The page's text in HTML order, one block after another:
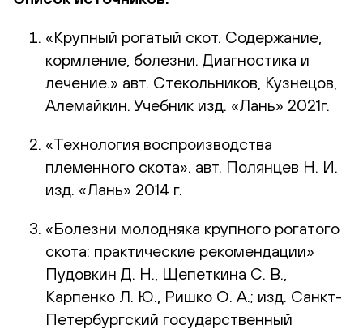
«Крупный рогатый скот. Содержание,
кормление, болезни. Диагностика и
лечение.» авт. Стекольников, Кузнецов,
Алемайкин. Учебник изд. «Лань» 2021г.
«Технология воспроизводства
племенного скота». авт. Полянцев Н. И.
изд. «Лань» 2014 г.
«Болезни молодняка крупного рогатого
скота: практические рекомендации»
Пудовкин Д. Н., Щепеткина С. В.,
Карпенко Л. Ю., Ришко О. А.; изд. Санкт-
Петербургский государственный